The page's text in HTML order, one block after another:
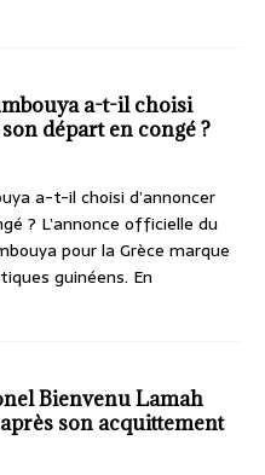
a-t-il choisi
départ en congé ?
a-t-il choisi d’annoncer
? L’annonce officielle du
pour la Grèce marque
guinéens. En
Bienvenu Lamah
son acquittement